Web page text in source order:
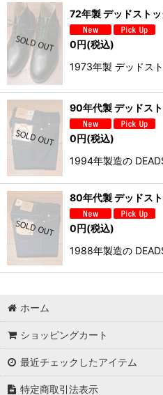
72年製 デッドスト
0円(税込)
1973年製 デッドス
90年代製 デッドス
0円(税込)
1994年製造の
80年代製 デッドス
0円(税込)
1988年製造の
ホーム
ショッピングカート
最近チェックしたアイテム
特定商取引法表示